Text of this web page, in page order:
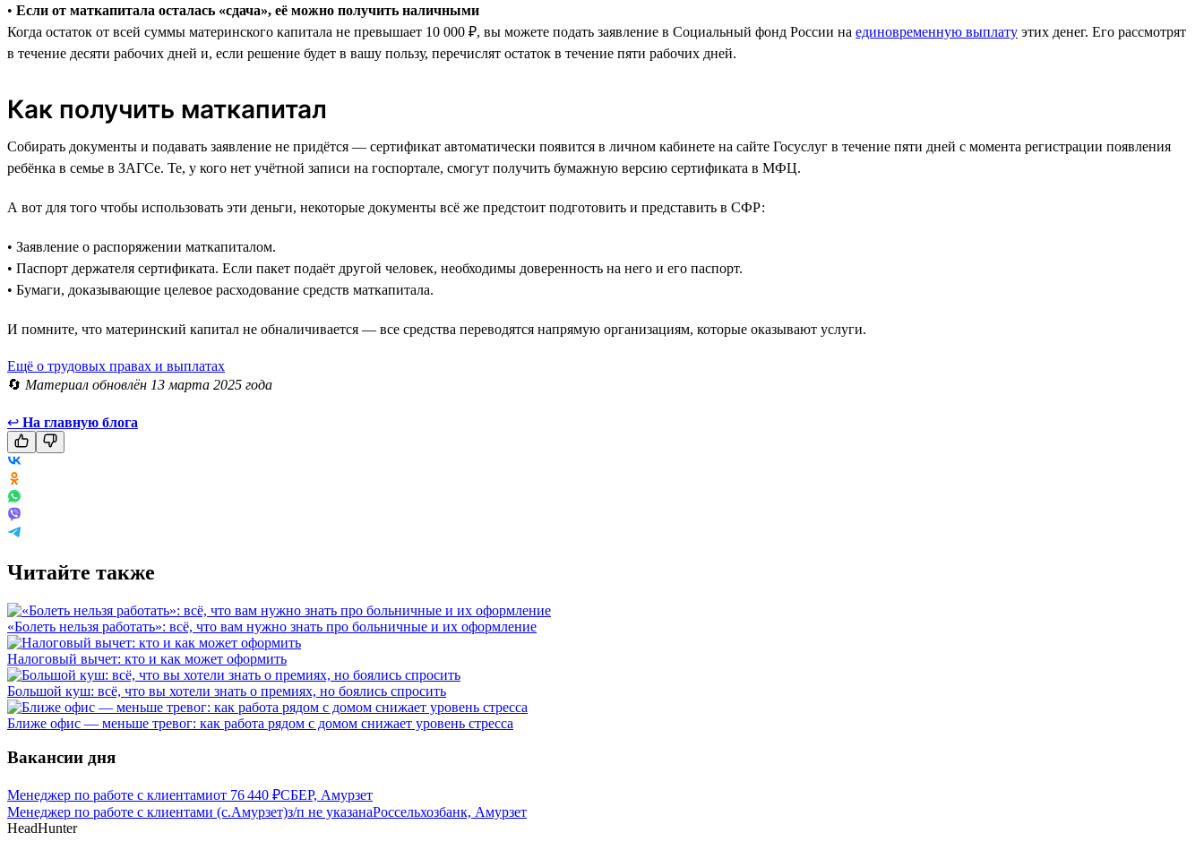
• Если от маткапитала осталась «сдача», её можно получить наличными
Когда остаток от всей суммы материнского капитала не превышает 10 000 ₽, вы можете подать заявление в Социальный фонд России на единовременную выплату этих денег. Его рассмотрят
в течение десяти рабочих дней и, если решение будет в вашу пользу, перечислят остаток в течение пяти рабочих дней.
Как получить маткапитал
Собирать документы и подавать заявление не придётся — сертификат автоматически появится в личном кабинете на сайте Госуслуг в течение пяти дней с момента регистрации появления
ребёнка в семье в ЗАГСе. Те, у кого нет учётной записи на госпортале, смогут получить бумажную версию сертификата в МФЦ.
А вот для того чтобы использовать эти деньги, некоторые документы всё же предстоит подготовить и представить в СФР:
• Заявление о распоряжении маткапиталом.
• Паспорт держателя сертификата. Если пакет подаёт другой человек, необходимы доверенность на него и его паспорт.
• Бумаги, доказывающие целевое расходование средств маткапитала.
И помните, что материнский капитал не обналичивается — все средства переводятся напрямую организациям, которые оказывают услуги.
Ещё о трудовых правах и выплатах
🔄 Материал обновлён 13 марта 2025 года
↩ На главную блога
Читайте также
«Болеть нельзя работать»: всё, что вам нужно знать про больничные и их оформление
Налоговый вычет: кто и как может оформить
Большой куш: всё, что вы хотели знать о премиях, но боялись спросить
Ближе офис — меньше тревог: как работа рядом с домом снижает уровень стресса
Вакансии дня
Менеджер по работе с клиентамиот 76 440 ₽СБЕР, Амурзет
Менеджер по работе с клиентами (с.Амурзет)з/п не указанаРоссельхозбанк, Амурзет
HeadHunter